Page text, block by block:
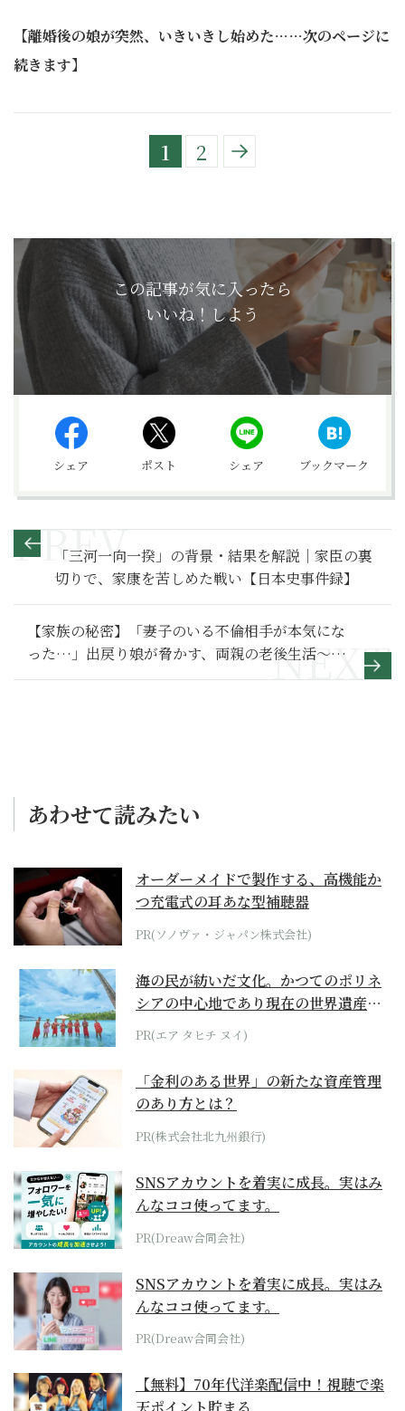
【離婚後の娘が突然、いきいきし始めた……次のページに
続きます】
1 2
この記事が気に入ったら
いいね！しよう
シェア ポスト シェア ブックマーク
「三河一向一揆」の背景・結果を解説｜家臣の裏
切りで、家康を苦しめた戦い【日本史事件録】
【家族の秘密】「妻子のいる不倫相手が本気にな
った…」出戻り娘が脅かす、両親の老後生活～そ
の２～
あわせて読みたい
オーダーメイドで製作する、高機能か
つ充電式の耳あな型補聴器
PR(ソノヴァ・ジャパン株式会社)
海の民が紡いだ文化。かつてのポリネ
シアの中心地であり現在の世界遺産か
らみえてくる...
PR(エア タヒチ ヌイ)
「金利のある世界」の新たな資産管理
のあり方とは？
PR(株式会社北九州銀行)
SNSアカウントを着実に成長。実はみ
んなココ使ってます。
PR(Dreaw合同会社)
SNSアカウントを着実に成長。実はみ
んなココ使ってます。
PR(Dreaw合同会社)
【無料】70年代洋楽配信中！視聴で楽